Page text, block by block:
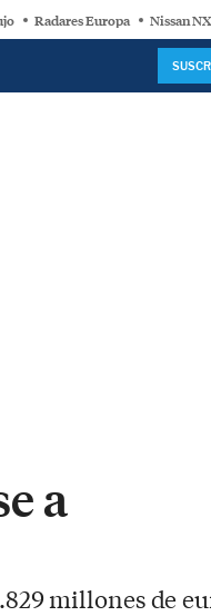
Radares Europa Nissan
a
millones de